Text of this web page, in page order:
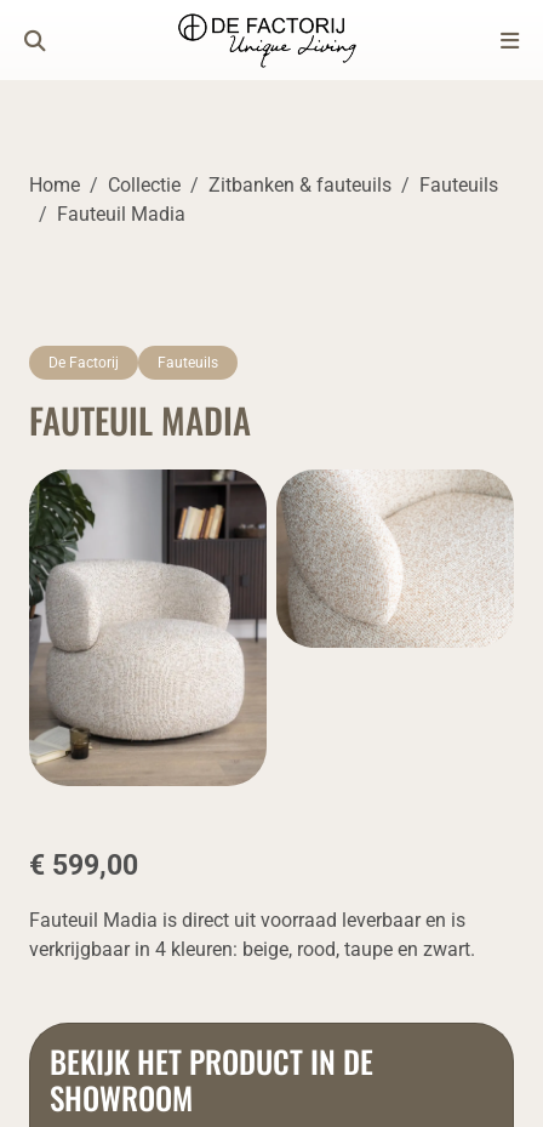
Home Collectie Zitbanken & fauteuils
Fauteuils
Fauteuil Madia
De Factorij Fauteuils
FAUTEUIL MADIA
€ 599,00
Fauteuil Madia is direct uit voorraad leverbaar en is
verkrijgbaar in 4 kleuren: beige, rood, taupe en zwart.
BEKIJK HET PRODUCT IN DE
SHOWROOM